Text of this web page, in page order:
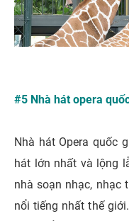
#5 Nhà hát opera
Nhà hát Opera quốc
hát lớn nhất và lộng
nhà soạn nhạc, nhạc
nổi tiếng nhất thế